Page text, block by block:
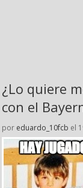
¿Lo quiere
con el
por eduardo_10fcb el